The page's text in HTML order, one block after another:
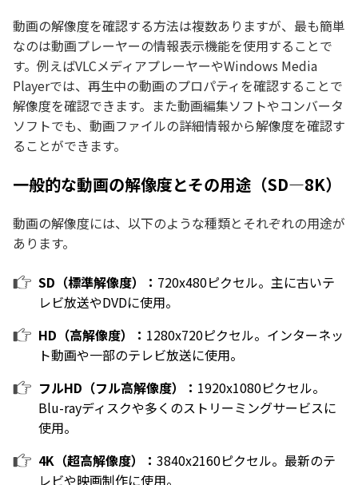
動画の解像度を確認する方法は複数ありますが、最も簡単
なのは動画プレーヤーの情報表示機能を使用することで
す。例えばVLCメディアプレーヤーやWindows Media
Playerでは、再生中の動画のプロパティを確認することで
解像度を確認できます。また動画編集ソフトやコンバータ
ソフトでも、動画ファイルの詳細情報から解像度を確認す
ることができます。
一般的な動画の解像度とその用途（SD—8K）
動画の解像度には、以下のような種類とそれぞれの用途が
あります。
SD（標準解像度）： 720x480ピクセル。主に古いテ
レビ放送やDVDに使用。
HD（高解像度）： 1280x720ピクセル。インターネッ
ト動画や一部のテレビ放送に使用。
フルHD（フル高解像度）： 1920x1080ピクセル。
Blu-rayディスクや多くのストリーミングサービスに
使用。
4K（超高解像度）： 3840x2160ピクセル。最新のテ
レビや映画制作に使用。